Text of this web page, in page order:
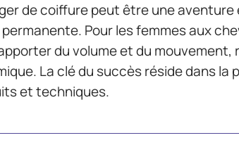
de coiffure peut être une aventure
permanente. Pour les femmes aux
du volume et du mouvement,
La clé du succès réside dans la
et techniques.